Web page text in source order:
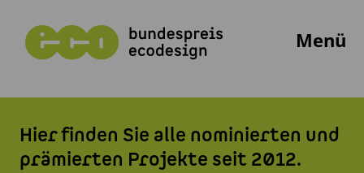
Menü
Hier finden Sie alle nominierten und
prämierten Projekte seit 2012.